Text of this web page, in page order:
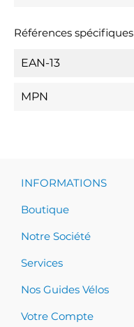
Références spécifiques
EAN-13
MPN
INFORMATIONS
Boutique
Notre Société
Services
Nos Guides Vélos
Votre Compte